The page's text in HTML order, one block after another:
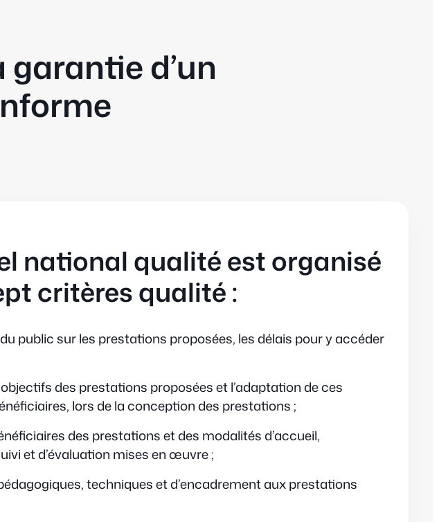
d’un
national qualité est organisé
critères qualité :
public sur les prestations proposées, les délais pour y accéder
des prestations proposées et l’adaptation de ces
lors de la conception des prestations ;
des prestations et des modalités d’accueil,
et d’évaluation mises en œuvre ;
techniques et d’encadrement aux prestations